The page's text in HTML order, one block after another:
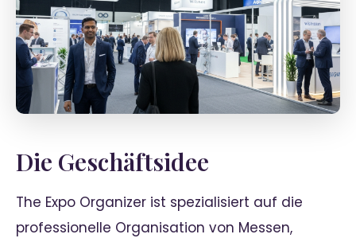
Die Geschäftsidee
The Expo Organizer ist spezialisiert auf die
professionelle Organisation von Messen,